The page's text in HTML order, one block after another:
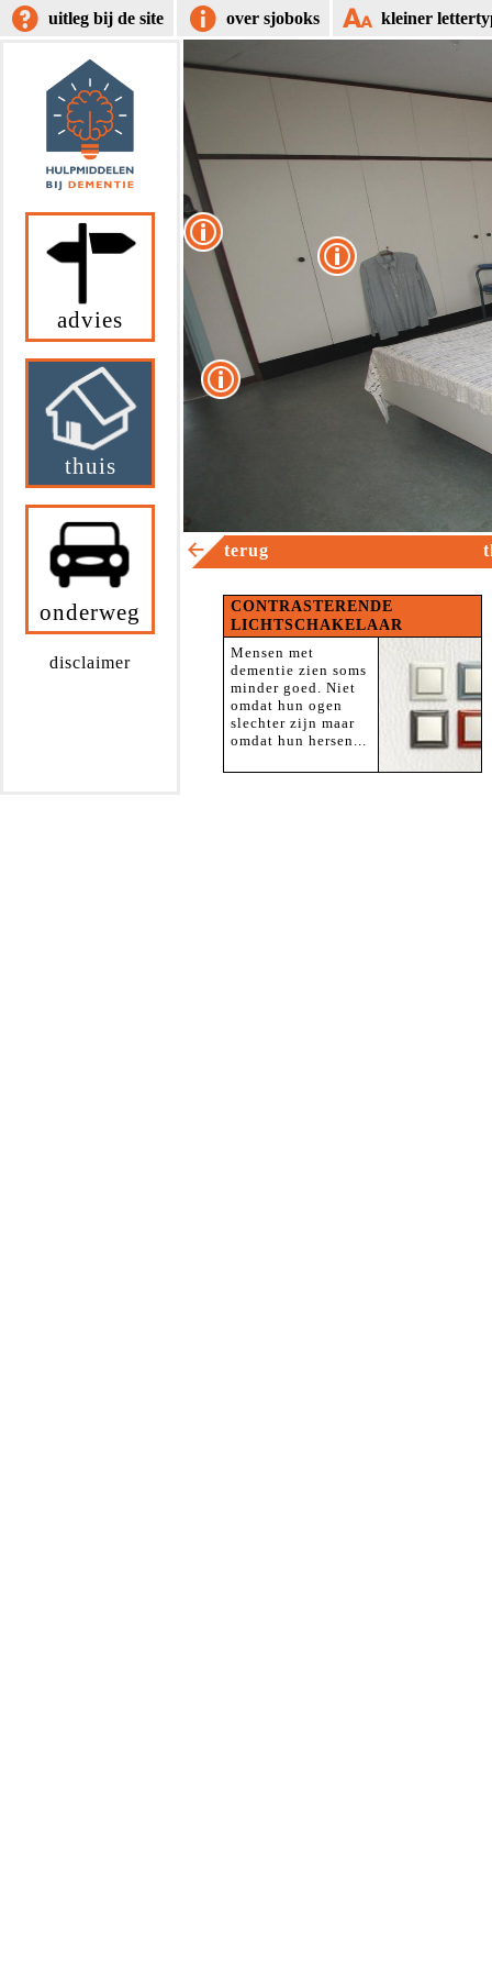
uitleg bij de site over sjoboks kleiner
advies
thuis
onderweg
disclaimer
terug
CONTRASTERENDE
LICHTSCHAKELAAR
Mensen met
dementie zien soms
minder goed. Niet
omdat hun ogen
slechter zijn maar
omdat hun hersen...